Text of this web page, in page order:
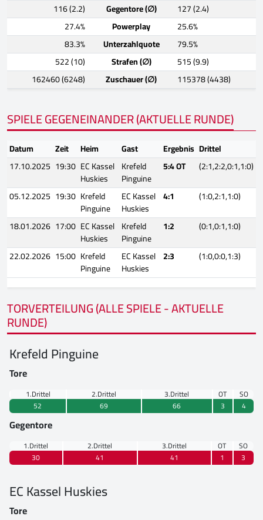
116 (2.2)
Gegentore (∅)
127 (2.4)
27.4%
Powerplay
25.6%
83.3%
Unterzahlquote
79.5%
522 (10)
Strafen (∅)
515 (9.9)
162460 (6248)
Zuschauer (∅) 115378 (4438)
SPIELE GEGENEINANDER (AKTUELLE RUNDE)
Datum Zeit Heim Gast Ergebnis Drittel
17.10.2025 19:30 EC Kassel
Huskies
Krefeld
Pinguine
5:4 OT
(2:1,2:2,0:1,1:0)
05.12.2025 19:30 Krefeld
Pinguine
EC Kassel
Huskies
4:1
(1:0,2:1,1:0)
18.01.2026 17:00 EC Kassel
Huskies
Krefeld
Pinguine
1:2
(0:1,0:1,1:0)
22.02.2026 15:00 Krefeld
Pinguine
EC Kassel
Huskies
2:3 (1:0,0:0,1:3)
TORVERTEILUNG (ALLE SPIELE - AKTUELLE
RUNDE)
Krefeld Pinguine
Tore
1.Drittel 2.Drittel 3.Drittel OT
SO
52
69 66 3 4
Gegentore
1.Drittel 2.Drittel 3.Drittel OT
SO
30
41 41 1 3
EC Kassel Huskies
Tore